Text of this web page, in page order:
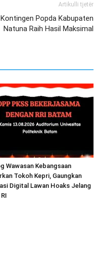
Artikulli tjetër
Popda Kabupaten
Natuna Raih Hasil Maksimal
Wawasan Kebangsaan
Tokoh Kepri, Gaungkan
Digital Lawan Hoaks Jelang